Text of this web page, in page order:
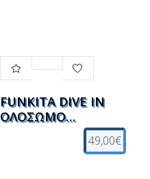
FUNKITA DIVE IN
ΟΛΟΣΩΜΟ
49,00€